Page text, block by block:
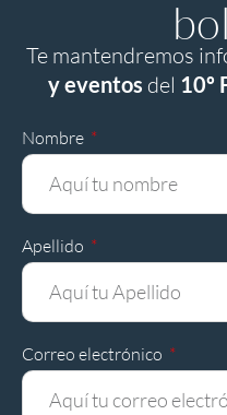
Te mantendremos
y eventos del 10º
Nombre
Apellido
Correo electrónico